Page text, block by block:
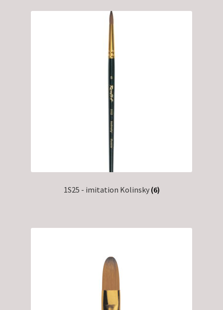
1S25 - imitation Kolinsky (6)